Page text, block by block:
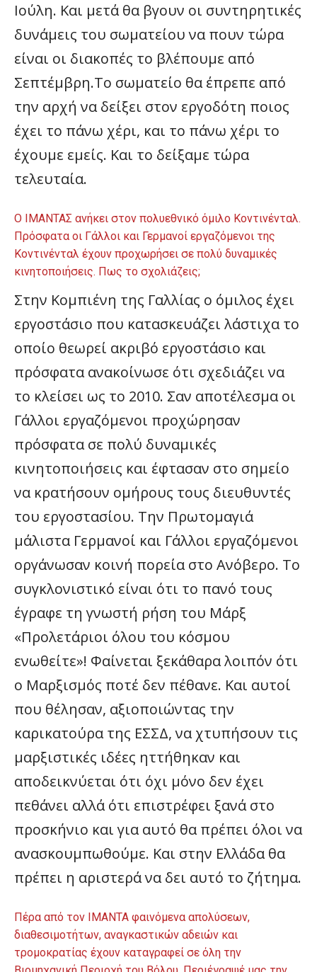
Ιούλη. Και μετά θα βγουν οι συντηρητικές
δυνάμεις του σωματείου να πουν τώρα
είναι οι διακοπές το βλέπουμε από
Σεπτέμβρη.Το σωματείο θα έπρεπε από
την αρχή να δείξει στον εργοδότη ποιος
έχει το πάνω χέρι, και το πάνω χέρι το
έχουμε εμείς. Και το δείξαμε τώρα
τελευταία.
Ο ΙΜΑΝΤΑΣ ανήκει στον πολυεθνικό όμιλο Κοντινένταλ.
Πρόσφατα οι Γάλλοι και Γερμανοί εργαζόμενοι της
Κοντινένταλ έχουν προχωρήσει σε πολύ δυναμικές
κινητοποιήσεις. Πως το σχολιάζεις;
Στην Κομπιένη της Γαλλίας ο όμιλος έχει
εργοστάσιο που κατασκευάζει λάστιχα το
οποίο θεωρεί ακριβό εργοστάσιο και
πρόσφατα ανακοίνωσε ότι σχεδιάζει να
το κλείσει ως το 2010. Σαν αποτέλεσμα οι
Γάλλοι εργαζόμενοι προχώρησαν
πρόσφατα σε πολύ δυναμικές
κινητοποιήσεις και έφτασαν στο σημείο
να κρατήσουν ομήρους τους διευθυντές
του εργοστασίου. Την Πρωτομαγιά
μάλιστα Γερμανοί και Γάλλοι εργαζόμενοι
οργάνωσαν κοινή πορεία στο Ανόβερο. Το
συγκλονιστικό είναι ότι το πανό τους
έγραφε τη γνωστή ρήση του Μάρξ
«Προλετάριοι όλου του κόσμου
ενωθείτε»! Φαίνεται ξεκάθαρα λοιπόν ότι
ο Μαρξισμός ποτέ δεν πέθανε. Και αυτοί
που θέλησαν, αξιοποιώντας την
καρικατούρα της ΕΣΣΔ, να χτυπήσουν τις
μαρξιστικές ιδέες ηττήθηκαν και
αποδεικνύεται ότι όχι μόνο δεν έχει
πεθάνει αλλά ότι επιστρέφει ξανά στο
προσκήνιο και για αυτό θα πρέπει όλοι να
ανασκουμπωθούμε. Και στην Ελλάδα θα
πρέπει η αριστερά να δει αυτό το ζήτημα.
Πέρα από τον ΙΜΑΝΤΑ φαινόμενα απολύσεων,
διαθεσιμοτήτων, αναγκαστικών αδειών και
τρομοκρατίας έχουν καταγραφεί σε όλη την